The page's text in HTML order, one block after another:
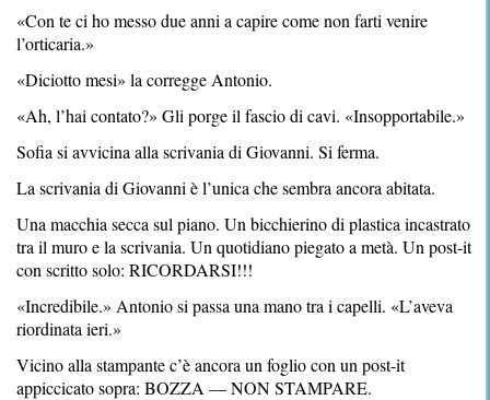
«Con te ci ho messo due anni a capire come non farti venire
l’orticaria.»
«Diciotto mesi» la corregge Antonio.
«Ah, l’hai contato?» Gli porge il fascio di cavi. «Insopportabile.»
Sofia si avvicina alla scrivania di Giovanni. Si ferma.
La scrivania di Giovanni è l’unica che sembra ancora abitata.
Una macchia secca sul piano. Un bicchierino di plastica incastrato
tra il muro e la scrivania. Un quotidiano piegato a metà. Un post-it
con scritto solo: RICORDARSI!!!
«Incredibile.» Antonio si passa una mano tra i capelli. «L’aveva
riordinata ieri.»
Vicino alla stampante c’è ancora un foglio con un post-it
appiccicato sopra: BOZZA — NON STAMPARE.